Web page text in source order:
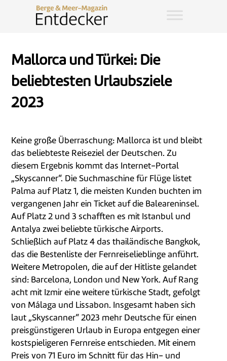
Mallorca und Türkei: Die
beliebtesten Urlaubsziele
2023
Keine große Überraschung: Mallorca ist und bleibt
das beliebteste Reiseziel der Deutschen. Zu
diesem Ergebnis kommt das Internet-Portal
„Skyscanner“. Die Suchmaschine für Flüge listet
Palma auf Platz 1, die meisten Kunden buchten im
vergangenen Jahr ein Ticket auf die Baleareninsel.
Auf Platz 2 und 3 schafften es mit Istanbul und
Antalya zwei beliebte türkische Airports.
Schließlich auf Platz 4 das thailändische Bangkok,
das die Bestenliste der Fernreiselieblinge anführt.
Weitere Metropolen, die auf der Hitliste gelandet
sind: Barcelona, London und New York. Auf Rang
acht mit Izmir eine weitere türkische Stadt, gefolgt
von Málaga und Lissabon. Insgesamt haben sich
laut „Skyscanner“ 2023 mehr Deutsche für einen
preisgünstigeren Urlaub in Europa entgegen einer
kostspieligeren Fernreise entschieden. Mit einem
Preis von 71 Euro im Schnitt für das Hin- und